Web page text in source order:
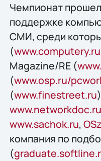
Чемпионат
поддержке
СМИ, среди
(
Magazine/RE (
(www.osp.ru/
(www.finestreet.ru
www.networkdoc.ru
www.sachok.ru,
компания по
(